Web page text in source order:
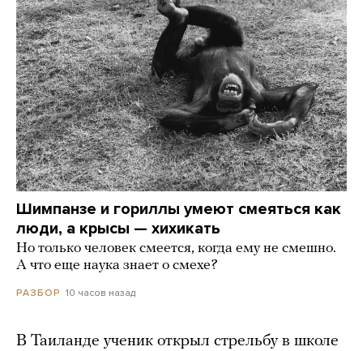
Шимпанзе и гориллы умеют смеяться как
люди, а крысы — хихикать
Но только человек смеется, когда ему не смешно.
А что еще наука знает о смехе?
РАЗБОР 10 часов назад
В Таиланде ученик открыл стрельбу в школе